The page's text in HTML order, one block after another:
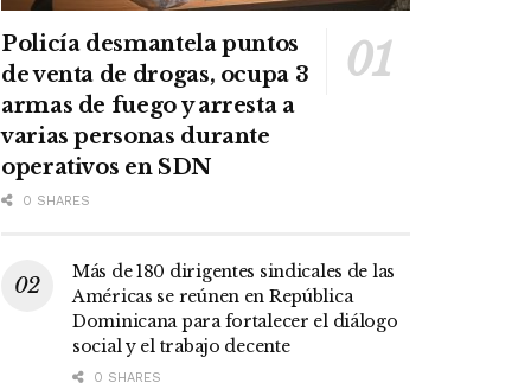
Policía desmantela puntos
de venta de drogas, ocupa 3
armas de fuego y arresta a
varias personas durante
operativos en SDN
0 SHARES
Más de 180 dirigentes sindicales de las
Américas se reúnen en República
Dominicana para fortalecer el diálogo
social y el trabajo decente
0 SHARES